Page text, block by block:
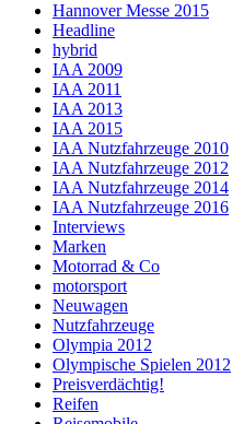
Hannover Messe 2015
Headline
hybrid
IAA 2009
IAA 2011
IAA 2013
IAA 2015
IAA Nutzfahrzeuge 2010
IAA Nutzfahrzeuge 2012
IAA Nutzfahrzeuge 2014
IAA Nutzfahrzeuge 2016
Interviews
Marken
Motorrad & Co
motorsport
Neuwagen
Nutzfahrzeuge
Olympia 2012
Olympische Spielen 2012
Preisverdächtig!
Reifen